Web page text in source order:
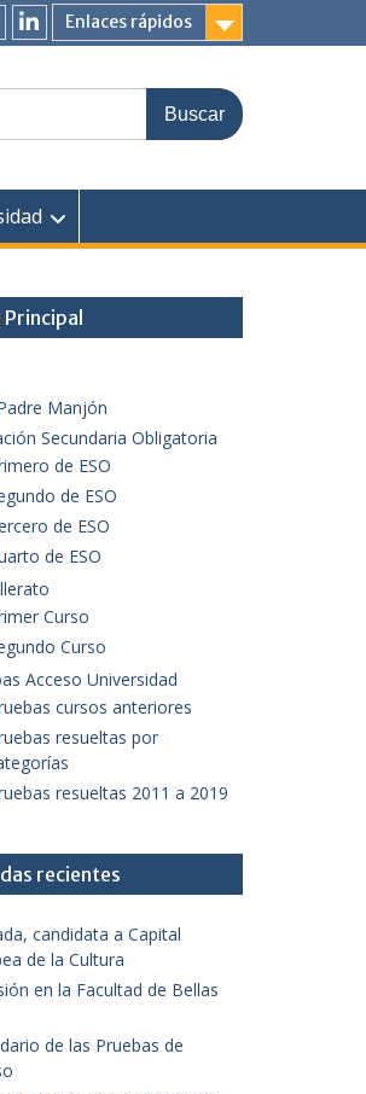
Enlaces rápidos
Manjón
Secundaria Obligatoria
de ESO
de ESO
de ESO
de ESO
Curso
Curso
Acceso Universidad
cursos anteriores
resueltas por
resueltas 2011 a 2019
recientes
candidata a Capital
de la Cultura
en la Facultad de Bellas
de las Pruebas de